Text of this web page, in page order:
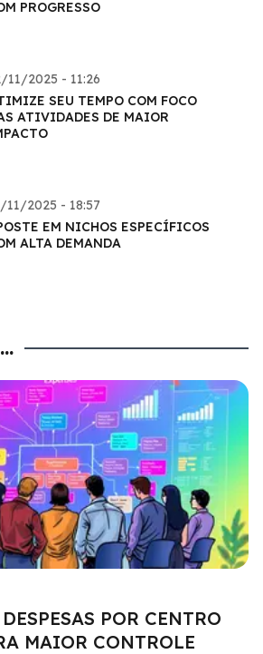
PROGRESSO
11/2025 - 11:26
SEU TEMPO COM FOCO
ATIVIDADES DE MAIOR
11/2025 - 18:57
EM NICHOS ESPECÍFICOS
ALTA DEMANDA
POR CENTRO
MAIOR CONTROLE